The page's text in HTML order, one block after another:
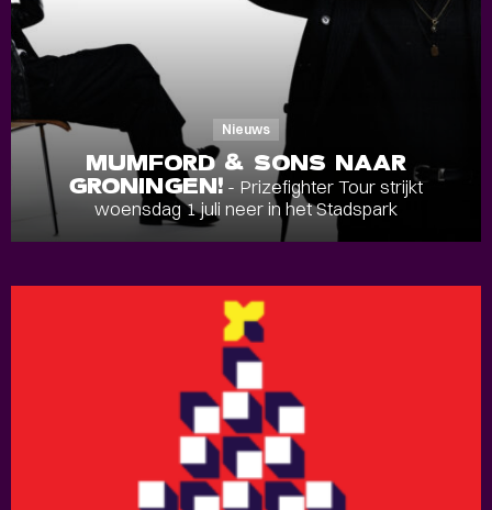
Nieuws
MUMFORD & SONS NAAR
GRONINGEN!- Prizefighter Tour strijkt
woensdag 1 juli neer in het Stadspark